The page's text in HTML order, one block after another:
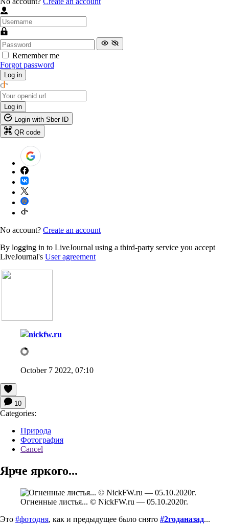
Remember me
Forgot password
Log in
Log in
Login with Sber ID
QR code
No account? Create an account
By logging in to LiveJournal using a third-party service you accept
LiveJournal's User agreement
nickfw.ru
October 7 2022, 07:10
10
Categories:
Природа
Фотография
Cancel
Ярче яркого...
Огненные листья... © NickFW.ru — 05.10.2020г.
Это #фотодня, как и предыдущее было снято #2годаназад...